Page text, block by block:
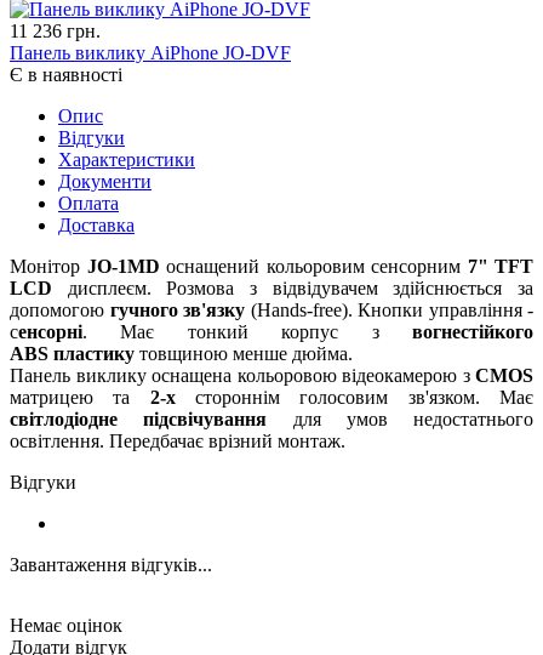
11 236 грн.
Панель виклику AiPhone JO-DVF
Є в наявності
Опис
Відгуки
Характеристики
Документи
Оплата
Доставка
Монітор JO-1MD оснащений кольоровим сенсорним 7" TFT
LCD дисплеєм. Розмова з відвідувачем здійснюється за
допомогою гучного зв'язку (Hands-free). Кнопки управління -
сенсорні. Має тонкий корпус з вогнестійкого
ABS пластику товщиною менше дюйма.
Панель виклику оснащена кольоровою відеокамерою з CMOS
матрицею та 2-хстороннім голосовим зв'язком. Має
світлодіоднепідсвічування для умов недостатнього
освітлення. Передбачає врізний монтаж.
Відгуки
Завантаження відгуків...
Немає оцінок
Додати відгук